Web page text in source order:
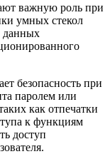
важную роль при
умных стекол
данных
безопасность при
паролем или
как отпечатки
к функциям
доступ